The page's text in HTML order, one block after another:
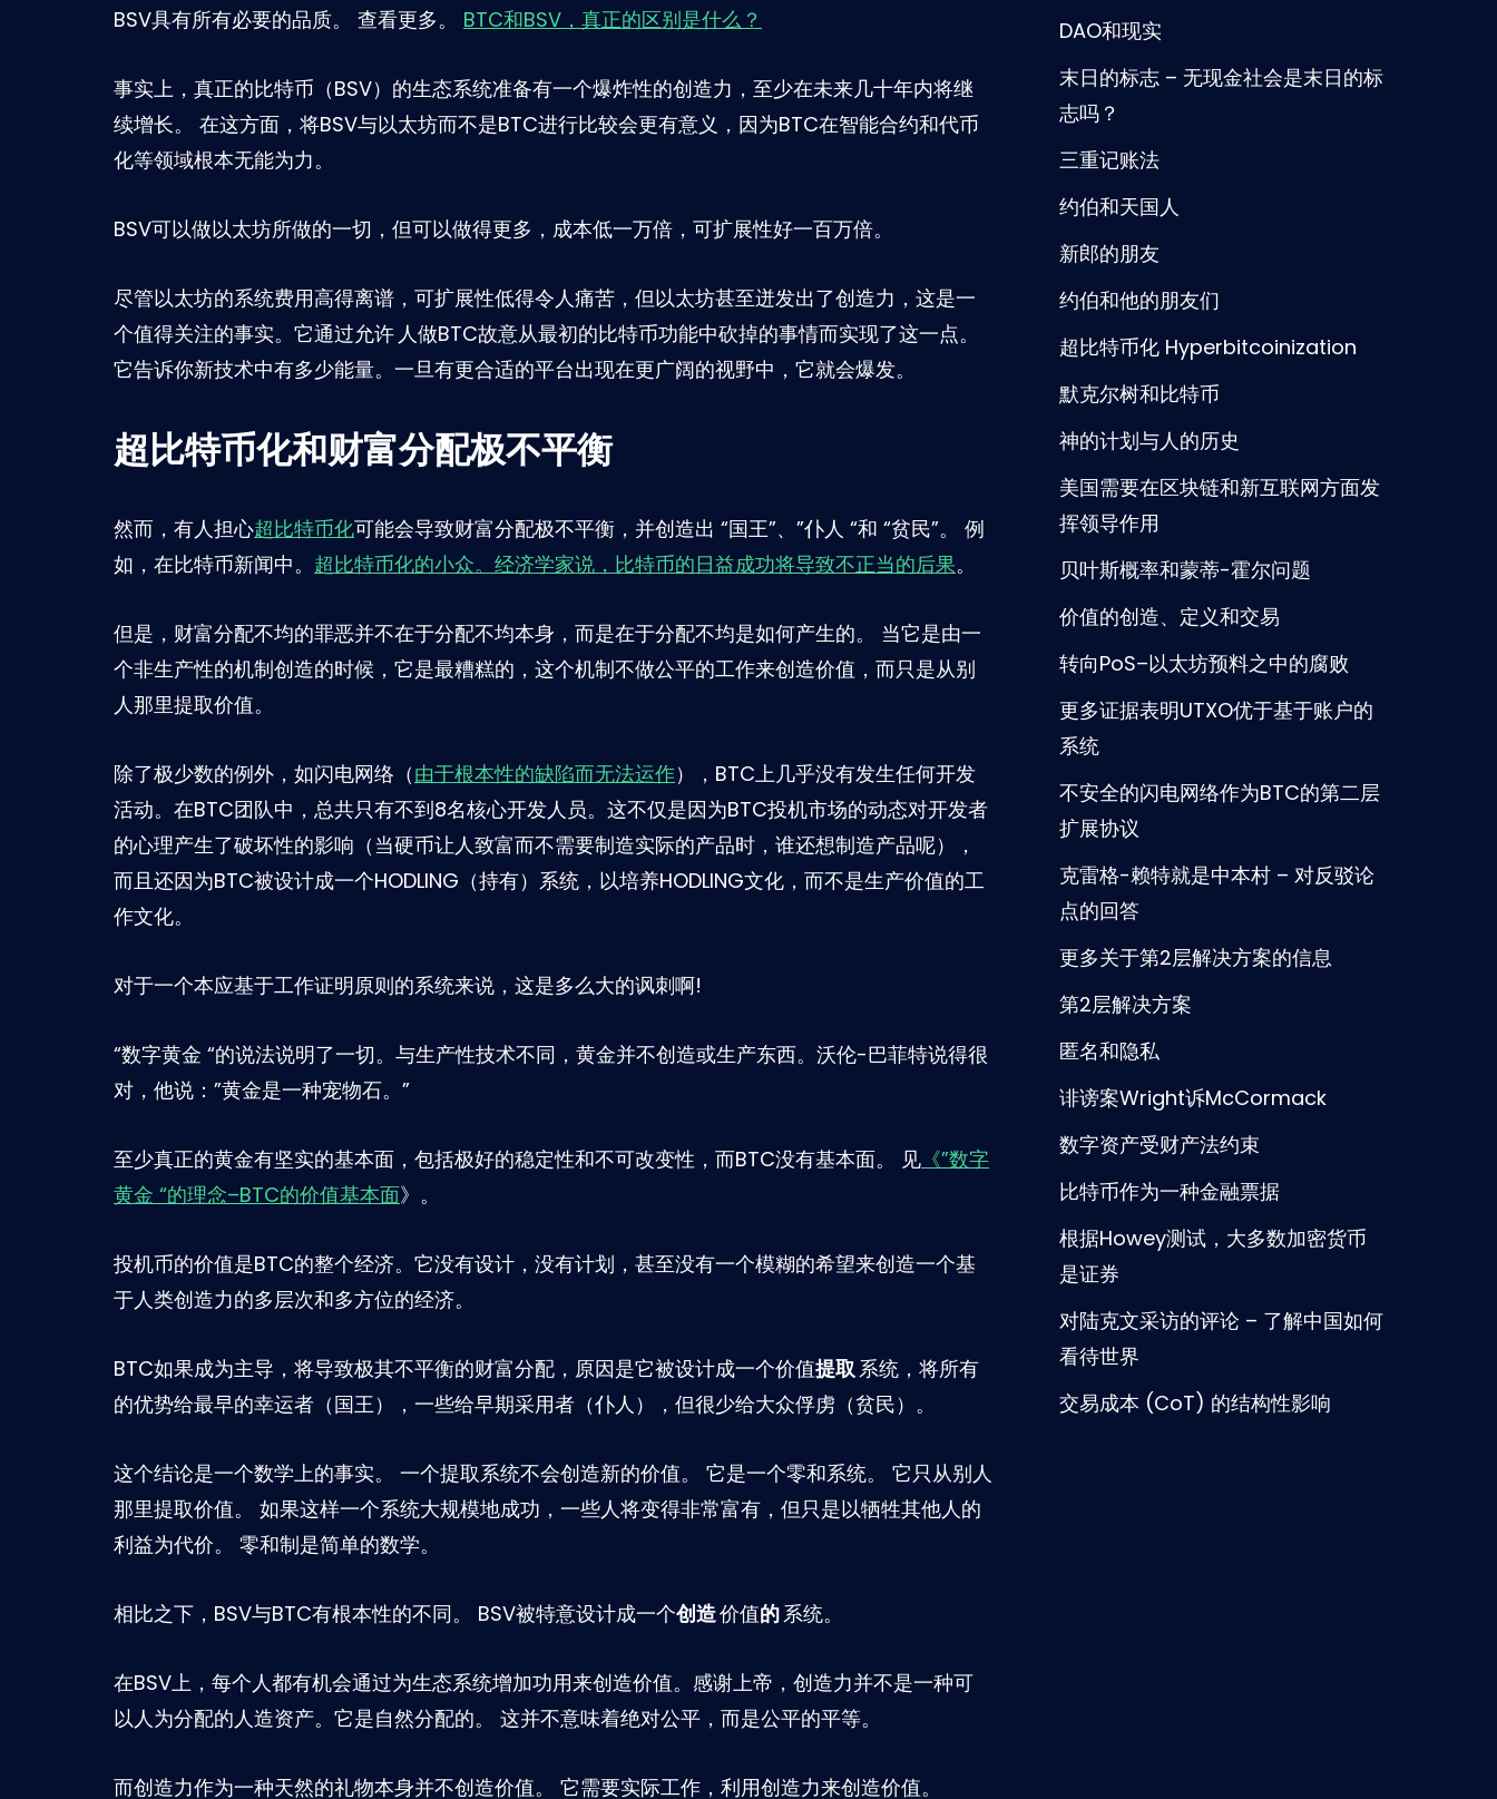
BSV具有所有必要的品质。 查看更多。 BTC和BSV，真正的区别是什么？
事实上，真正的比特币（BSV）的生态系统准备有一个爆炸性的创造力，至少在未来几十年内将继
续增长。 在这方面，将BSV与以太坊而不是BTC进行比较会更有意义，因为BTC在智能合约和代币
化等领域根本无能为力。
BSV可以做以太坊所做的一切，但可以做得更多，成本低一万倍，可扩展性好一百万倍。
尽管以太坊的系统费用高得离谱，可扩展性低得令人痛苦，但以太坊甚至迸发出了创造力，这是一
个值得关注的事实。它通过允许人做BTC故意从最初的比特币功能中砍掉的事情而实现了这一点。
它告诉你新技术中有多少能量。一旦有更合适的平台出现在更广阔的视野中，它就会爆发。
超比特币化和财富分配极不平衡
然而，有人担心超比特币化可能会导致财富分配极不平衡，并创造出 “国王”、”仆人 “和 “贫民”。 例
如，在比特币新闻中。 超比特币化的小众。经济学家说，比特币的日益成功将导致不正当的后果。
但是，财富分配不均的罪恶并不在于分配不均本身，而是在于分配不均是如何产生的。 当它是由一
个非生产性的机制创造的时候，它是最糟糕的，这个机制不做公平的工作来创造价值，而只是从别
人那里提取价值。
除了极少数的例外，如闪电网络（由于根本性的缺陷而无法运作），BTC上几乎没有发生任何开发
活动。在BTC团队中，总共只有不到8名核心开发人员。这不仅是因为BTC投机市场的动态对开发者
的心理产生了破坏性的影响（当硬币让人致富而不需要制造实际的产品时，谁还想制造产品呢），
而且还因为BTC被设计成一个HODLING（持有）系统，以培养HODLING文化，而不是生产价值的工
作文化。
对于一个本应基于工作证明原则的系统来说，这是多么大的讽刺啊!
“数字黄金 “的说法说明了一切。与生产性技术不同，黄金并不创造或生产东西。沃伦-巴菲特说得很
对，他说：”黄金是一种宠物石。”
至少真正的黄金有坚实的基本面，包括极好的稳定性和不可改变性，而BTC没有基本面。 见 《”数字
黄金 “的理念–BTC的价值基本面》。
投机币的价值是BTC的整个经济。它没有设计，没有计划，甚至没有一个模糊的希望来创造一个基
于人类创造力的多层次和多方位的经济。
BTC如果成为主导，将导致极其不平衡的财富分配，原因是它被设计成一个价值提取系统，将所有
的优势给最早的幸运者（国王），一些给早期采用者（仆人），但很少给大众俘虏（贫民）。
这个结论是一个数学上的事实。 一个提取系统不会创造新的价值。 它是一个零和系统。 它只从别人
那里提取价值。 如果这样一个系统大规模地成功，一些人将变得非常富有，但只是以牺牲其他人的
利益为代价。 零和制是简单的数学。
相比之下，BSV与BTC有根本性的不同。 BSV被特意设计成一个创造价值的系统。
在BSV上，每个人都有机会通过为生态系统增加功用来创造价值。感谢上帝，创造力并不是一种可
以人为分配的人造资产。它是自然分配的。 这并不意味着绝对公平，而是公平的平等。
而创造力作为一种天然的礼物本身并不创造价值。 它需要实际工作，利用创造力来创造价值。
DAO和现实
末日的标志 – 无现金社会是末日的标
志吗？
三重记账法
约伯和天国人
新郎的朋友
约伯和他的朋友们
超比特币化 Hyperbitcoinization
默克尔树和比特币
神的计划与人的历史
美国需要在区块链和新互联网方面发
挥领导作用
贝叶斯概率和蒙蒂-霍尔问题
价值的创造、定义和交易
转向PoS–以太坊预料之中的腐败
更多证据表明UTXO优于基于账户的
系统
不安全的闪电网络作为BTC的第二层
扩展协议
克雷格-赖特就是中本村 – 对反驳论
点的回答
更多关于第2层解决方案的信息
第2层解决方案
匿名和隐私
诽谤案Wright诉McCormack
数字资产受财产法约束
比特币作为一种金融票据
根据Howey测试，大多数加密货币
是证券
对陆克文采访的评论 – 了解中国如何
看待世界
交易成本 (CoT) 的结构性影响